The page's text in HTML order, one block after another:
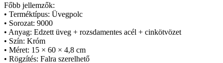
Főbb jellemzők:
• Terméktípus: Üvegpolc
• Sorozat: 9000
• Anyag: Edzett üveg + rozsdamentes acél + cinkötvözet
• Szín: Króm
• Méret: 15 × 60 × 4,8 cm
• Rögzítés: Falra szerelhető